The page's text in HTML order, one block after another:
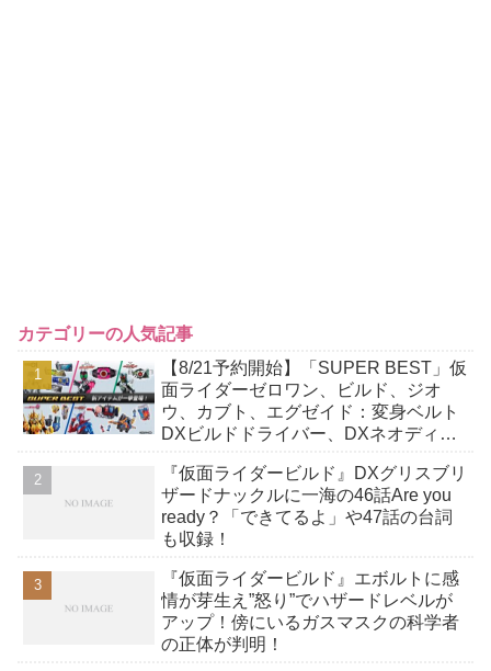
カテゴリーの人気記事
【8/21予約開始】「SUPER BEST」仮
面ライダーゼロワン、ビルド、ジオ
ウ、カブト、エグゼイド：変身ベルト
DXビルドドライバー、DXネオディケ
か12点！
『仮面ライダービルド』DXグリスブリ
ザードナックルに一海の46話Are you
ready？「できてるよ」や47話の台詞
も収録！
『仮面ライダービルド』エボルトに感
情が芽生え”怒り”でハザードレベルが
アップ！傍にいるガスマスクの科学者
の正体が判明！